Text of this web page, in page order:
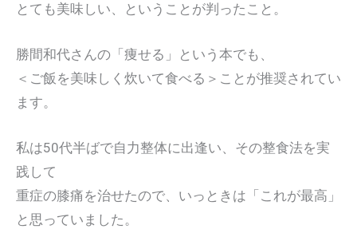
とても美味しい、ということが判ったこと。
勝間和代さんの「痩せる」という本でも、
＜ご飯を美味しく炊いて食べる＞ことが推奨されてい
ます。
私は50代半ばで自力整体に出逢い、その整食法を実
践して
重症の膝痛を治せたので、いっときは「これが最高」
と思っていました。